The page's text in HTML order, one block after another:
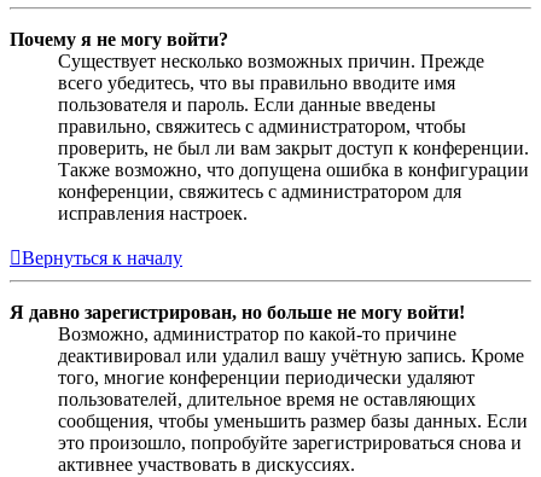
Почему я не могу войти?
Существует несколько возможных причин. Прежде
всего убедитесь, что вы правильно вводите имя
пользователя и пароль. Если данные введены
правильно, свяжитесь с администратором, чтобы
проверить, не был ли вам закрыт доступ к конференции.
Также возможно, что допущена ошибка в конфигурации
конференции, свяжитесь с администратором для
исправления настроек.
Вернуться к началу
Я давно зарегистрирован, но больше не могу войти!
Возможно, администратор по какой-то причине
деактивировал или удалил вашу учётную запись. Кроме
того, многие конференции периодически удаляют
пользователей, длительное время не оставляющих
сообщения, чтобы уменьшить размер базы данных. Если
это произошло, попробуйте зарегистрироваться снова и
активнее участвовать в дискуссиях.